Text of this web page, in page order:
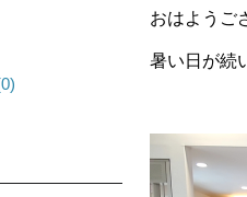
おはようご
暑い日が続